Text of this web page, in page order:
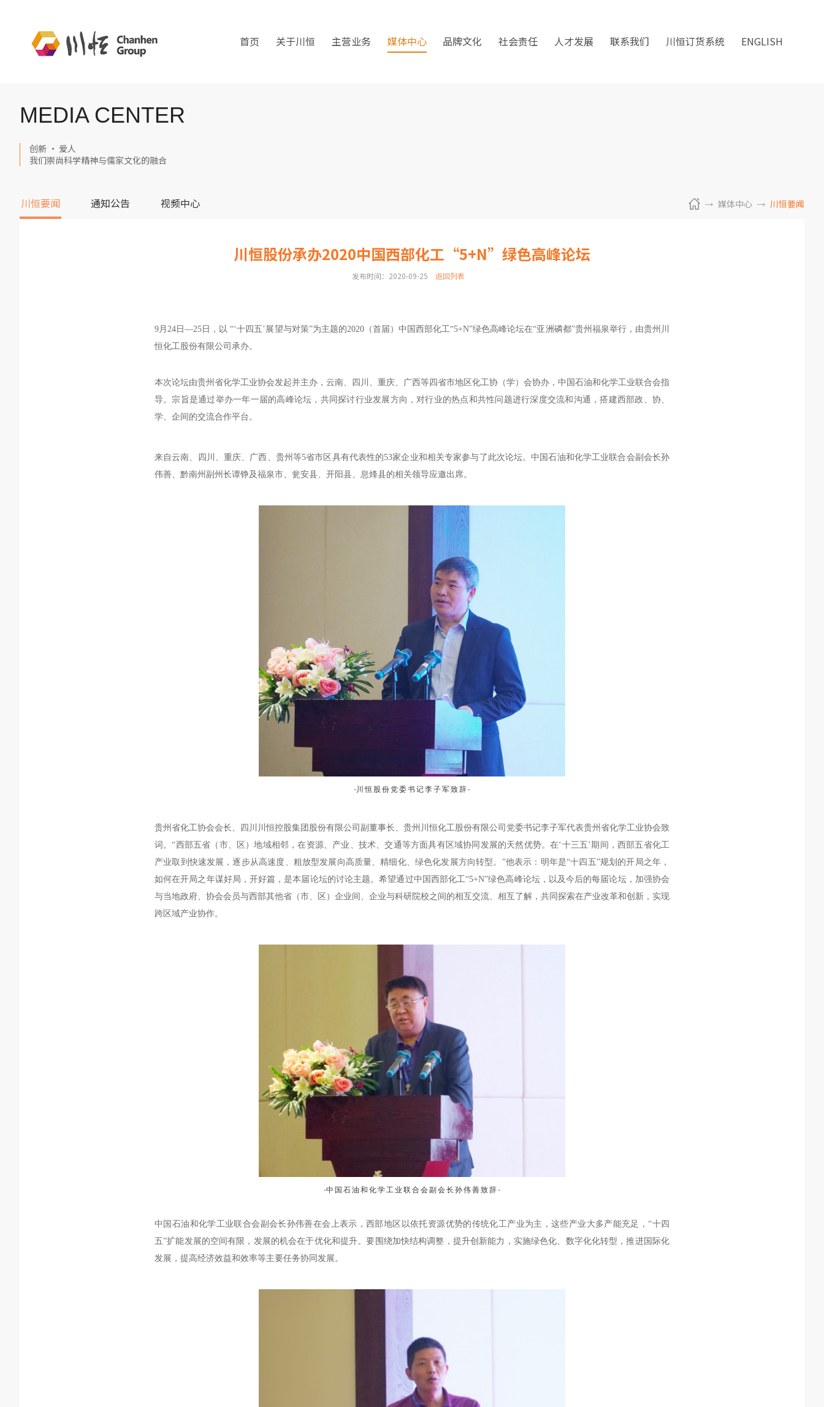
首页 关于川恒 主营业务 媒体中心 品牌文化 社会责任 人才发展 联系我们 川恒订货系统 ENGLISH
MEDIA CENTER
创新 · 爱人
我们崇尚科学精神与儒家文化的融合
川恒要闻 通知公告 视频中心 媒体中心 川恒要闻
川恒股份承办2020中国西部化工“5+N”绿色高峰论坛
发布时间：2020-09-25 返回列表
9月24日—25日，以 “‘十四五’展望与对策”为主题的2020（首届）中国西部化工“5+N”绿色高峰论坛在“亚洲磷都”贵州福泉举行，由贵州川
恒化工股份有限公司承办。
本次论坛由贵州省化学工业协会发起并主办，云南、四川、重庆、广西等四省市地区化工协（学）会协办，中国石油和化学工业联合会指
导。宗旨是通过举办一年一届的高峰论坛，共同探讨行业发展方向，对行业的热点和共性问题进行深度交流和沟通，搭建西部政、协、
学、企间的交流合作平台。
来自云南、四川、重庆、广西、贵州等5省市区具有代表性的53家企业和相关专家参与了此次论坛。中国石油和化学工业联合会副会长孙
伟善、黔南州副州长谭铮及福泉市、瓮安县、开阳县、息烽县的相关领导应邀出席。
-川恒股份党委书记李子军致辞-
贵州省化工协会会长、 四川川恒控股集团股份有限公司副董事长、贵州川恒化工股份有限公司党委书记李子军代表贵州省化学工业协会致
词。“西部五省（市、区）地域相邻，在资源、产业、技术、交通等方面具有区域协同发展的天然优势。在‘十三五’期间，西部五省化工
产业取到快速发展，逐步从高速度、粗放型发展向高质量、精细化、绿色化发展方向转型。”他表示： 明年是“十四五”规划的开局之年，
如何在开局之年谋好局，开好篇，是本届论坛的讨论主题。希望通过中国西部化工“5+N”绿色高峰论坛，以及今后的每届论坛，加强协会
与当地政府、协会会员与西部其他省（市、区）企业间、企业与科研院校之间的相互交流、相互了解，共同探索在产业改革和创新，实现
跨区域产业协作。
-中国石油和化学工业联合 会副会长孙伟善致辞-
中国石油和化学工业联合会副会长孙伟善在会上表示，西部地区以依托资源优势的传统化工产业为主，这些产业大多产能充足，“十四
五”扩能发展的空间有限，发展的机会在于优化和提升。要围绕加快结构调整，提升创新能力，实施绿色化、数字化化转型，推进国际化
发展，提高经济效益和效率等主要任务协同发展。